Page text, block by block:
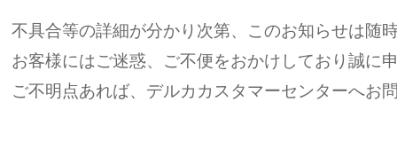
不具合等の詳細が分かり次第、このお知らせは随
お客様にはご迷惑、ご不便をおかけしており誠に
ご不明点あれば、デルカカスタマーセンターへお